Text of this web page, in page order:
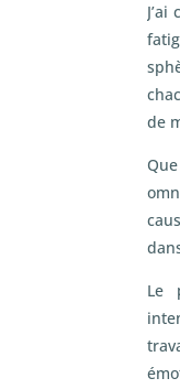
de
Le